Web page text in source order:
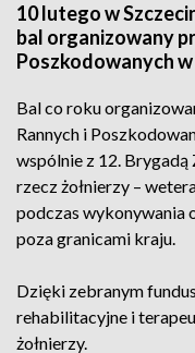
10 lutego w
bal organizowany
Poszkodowanych
Bal co roku
Rannych i
wspólnie z 12. Brygadą
rzecz żołnierzy –
podczas wykonywania
poza granicami kraju.
Dzięki zebranym
rehabilitacyjne i
żołnierzy.